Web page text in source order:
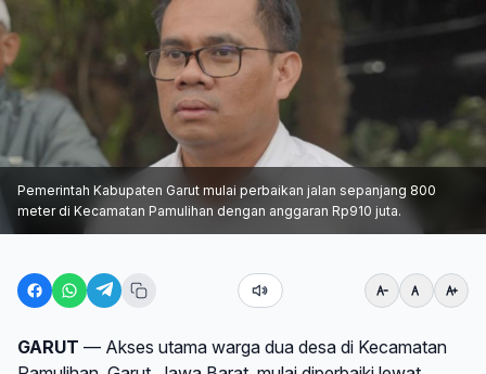
Pemerintah Kabupaten Garut mulai perbaikan jalan sepanjang 800
meter di Kecamatan Pamulihan dengan anggaran Rp910 juta.
GARUT — Akses utama warga dua desa di Kecamatan